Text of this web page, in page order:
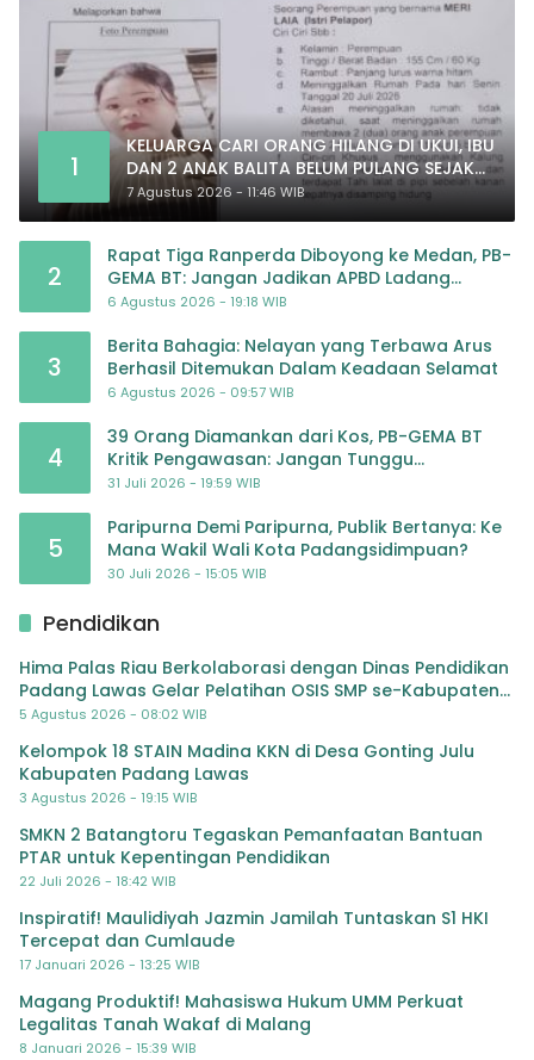
1
KELUARGA CARI ORANG HILANG DI UKUI, IBU
DAN 2 ANAK BALITA BELUM PULANG SEJAK
20 JULI 2026
7 Agustus 2026 - 11:46 WIB
2
Rapat Tiga Ranperda Diboyong ke Medan, PB-
GEMA BT: Jangan Jadikan APBD Ladang
Pembiayaan yang Tak Perlu
6 Agustus 2026 - 19:18 WIB
3
Berita Bahagia: Nelayan yang Terbawa Arus
Berhasil Ditemukan Dalam Keadaan Selamat
6 Agustus 2026 - 09:57 WIB
4
39 Orang Diamankan dari Kos, PB-GEMA BT
Kritik Pengawasan: Jangan Tunggu
Masyarakat Bergerak Baru Negara Bertindak
31 Juli 2026 - 19:59 WIB
5
Paripurna Demi Paripurna, Publik Bertanya: Ke
Mana Wakil Wali Kota Padangsidimpuan?
30 Juli 2026 - 15:05 WIB
Pendidikan
Hima Palas Riau Berkolaborasi dengan Dinas Pendidikan
Padang Lawas Gelar Pelatihan OSIS SMP se-Kabupaten
Padang Lawas
5 Agustus 2026 - 08:02 WIB
Kelompok 18 STAIN Madina KKN di Desa Gonting Julu
Kabupaten Padang Lawas
3 Agustus 2026 - 19:15 WIB
SMKN 2 Batangtoru Tegaskan Pemanfaatan Bantuan
PTAR untuk Kepentingan Pendidikan
22 Juli 2026 - 18:42 WIB
Inspiratif! Maulidiyah Jazmin Jamilah Tuntaskan S1 HKI
Tercepat dan Cumlaude
17 Januari 2026 - 13:25 WIB
Magang Produktif! Mahasiswa Hukum UMM Perkuat
Legalitas Tanah Wakaf di Malang
8 Januari 2026 - 15:39 WIB